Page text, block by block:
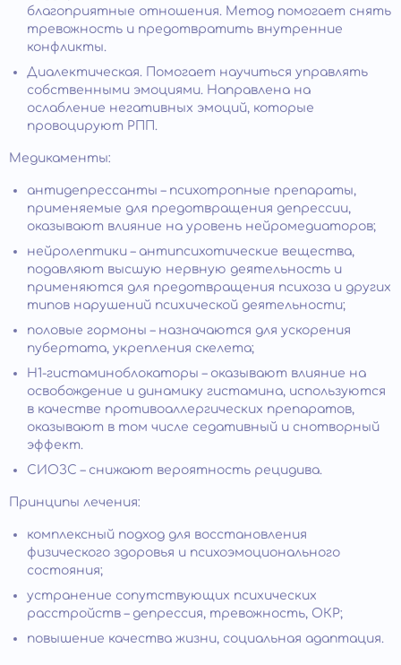
благоприятные отношения. Метод помогает снять
тревожность и предотвратить внутренние
конфликты.
Диалектическая. Помогает научиться управлять
собственными эмоциями. Направлена на
ослабление негативных эмоций, которые
провоцируют РПП.
Медикаменты:
антидепрессанты – психотропные препараты,
применяемые для предотвращения депрессии,
оказывают влияние на уровень нейромедиаторов;
нейролептики – антипсихотические вещества,
подавляют высшую нервную деятельность и
применяются для предотвращения психоза и других
типов нарушений психической деятельности;
половые гормоны – назначаются для ускорения
пубертата, укрепления скелета;
Н1-гистаминоблокаторы – оказывают влияние на
освобождение и динамику гистамина, используются
в качестве противоаллергических препаратов,
оказывают в том числе седативный и снотворный
эффект.
СИОЗС – снижают вероятность рецидива.
Принципы лечения:
комплексный подход для восстановления
физического здоровья и психоэмоционального
состояния;
устранение сопутствующих психических
расстройств – депрессия, тревожность, ОКР;
повышение качества жизни, социальная адаптация.